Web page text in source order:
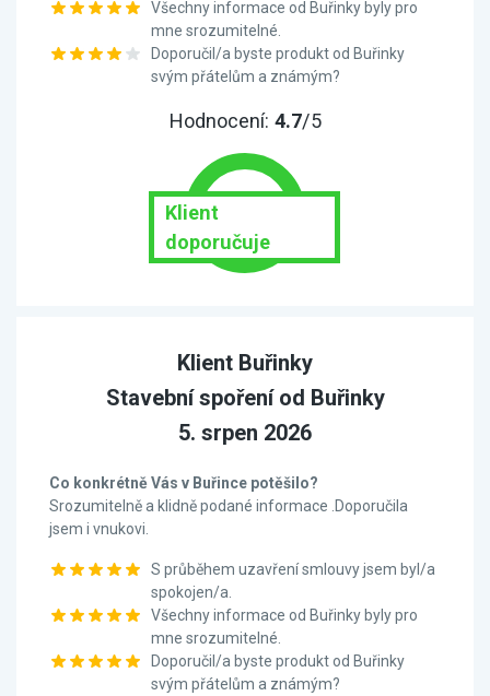
Všechny informace od Buřinky byly pro
mne srozumitelné.
Doporučil/a byste produkt od Buřinky
svým přátelům a známým?
Hodnocení: 4.7/5
Klient
doporučuje
Klient Buřinky
Stavební spoření od Buřinky
5. srpen 2026
Co konkrétně Vás v Buřince potěšilo?
Srozumitelně a klidně podané informace .Doporučila
jsem i vnukovi.
S průběhem uzavření smlouvy jsem byl/a
spokojen/a.
Všechny informace od Buřinky byly pro
mne srozumitelné.
Doporučil/a byste produkt od Buřinky
svým přátelům a známým?